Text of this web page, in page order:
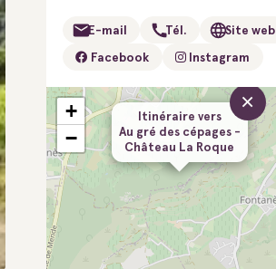
E-mail Tél. Site web
Facebook Instagram
Itinéraire vers
Au gré des cépages -
Château La Roque
×
+
−